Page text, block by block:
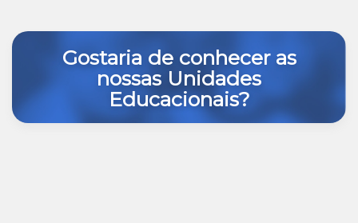
Gostaria de conhecer as
nossas Unidades
Educacionais?